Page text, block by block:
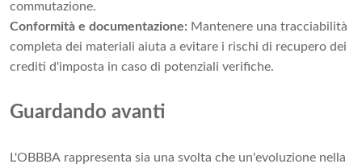
commutazione.
Conformità e documentazione: Mantenere una tracciabilità
completa dei materiali aiuta a evitare i rischi di recupero dei
crediti d'imposta in caso di potenziali verifiche.
Guardando avanti
L'OBBBA rappresenta sia una svolta che un'evoluzione nella